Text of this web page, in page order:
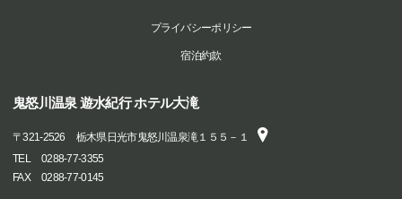
プライバシーポリシー
宿泊約款
鬼怒川温泉 遊水紀行 ホテル大滝
〒321-2526
栃木県日光市鬼怒川温泉滝１５５－１
TEL
0288-77-3355
FAX
0288-77-0145